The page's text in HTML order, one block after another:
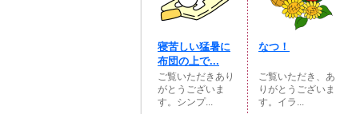
寝苦しい猛暑に
布団の上で...
ご覧いただきあり
がとうございま
す。シンプ...
なつ！
ご覧いただき、あ
りがとうございま
す。イラ...